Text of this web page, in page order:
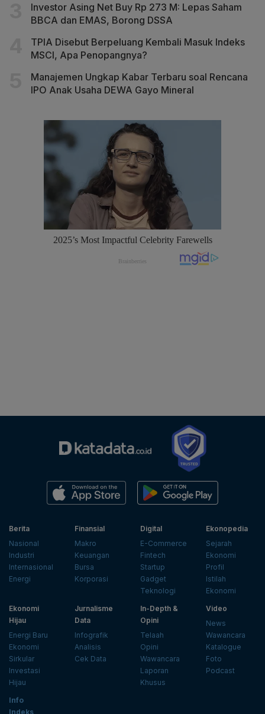
Investor Asing Net Buy Rp 273 M: Lepas Saham
BBCA dan EMAS, Borong DSSA
TPIA Disebut Berpeluang Kembali Masuk Indeks
MSCI, Apa Penopangnya?
Manajemen Ungkap Kabar Terbaru soal Rencana
IPO Anak Usaha DEWA Gayo Mineral
Berita
Nasional
Industri
Internasional
Energi
Finansial
Makro
Keuangan
Bursa
Korporasi
Digital
E-Commerce
Fintech
Startup
Gadget
Teknologi
Ekonopedia
Sejarah
Ekonomi
Profil
Istilah
Ekonomi
Ekonomi
Hijau
Energi Baru
Ekonomi
Sirkular
Investasi
Hijau
Jurnalisme
Data
Infografik
Analisis
Cek Data
In-Depth &
Opini
Telaah
Opini
Wawancara
Laporan
Khusus
Video
News
Wawancara
Katalogue
Foto
Podcast
Info
Indeks